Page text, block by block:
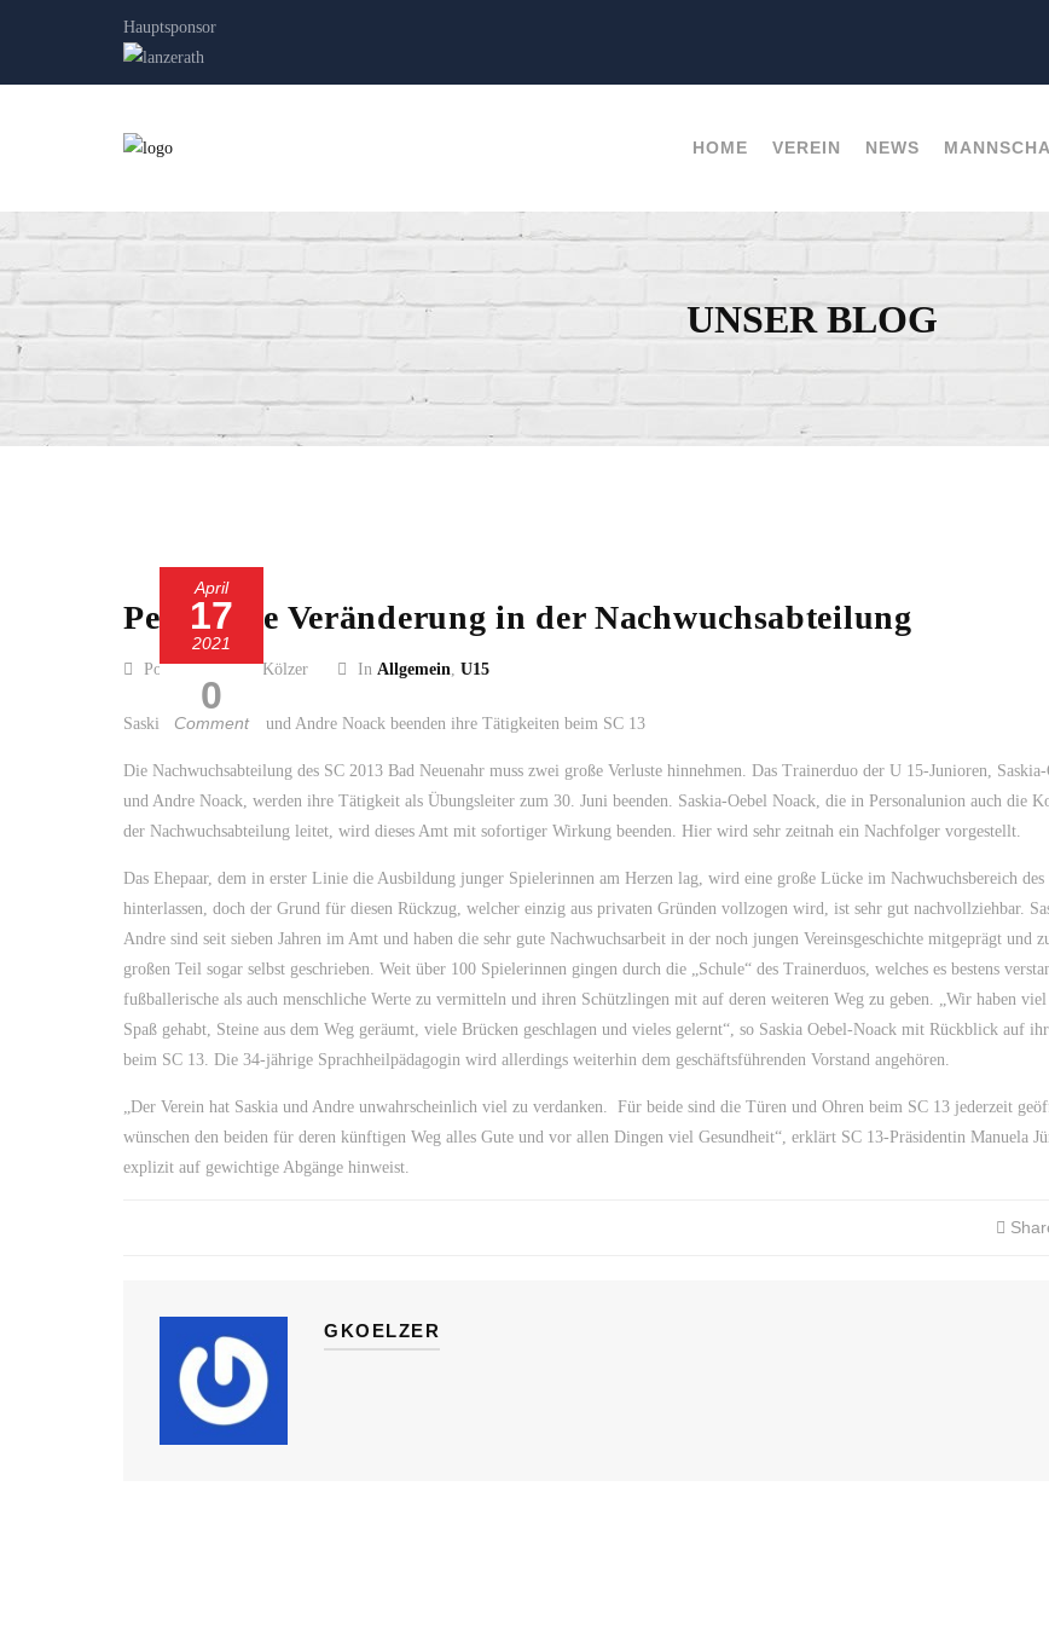
Hauptsponsor
HOME VEREIN NEWS
UNSER BLOG
April
17
2021
0
Comment
Personelle Veränderung in der Nachwuchsabteilung
Posted by Guido Kölzer In Allgemein, U15
Saskia Oebel-Noack und Andre Noack beenden ihre Tätigkeiten beim SC 13
Die Nachwuchsabteilung des SC 2013 Bad Neuenahr muss zwei große Verluste hinnehmen. Das Trainerduo der U 15-Junioren,
und Andre Noack, werden ihre Tätigkeit als Übungsleiter zum 30. Juni beenden. Saskia-Oebel Noack, die in Personalunion auch die
der Nachwuchsabteilung leitet, wird dieses Amt mit sofortiger Wirkung beenden. Hier wird sehr zeitnah ein Nachfolger vorgestellt.
Das Ehepaar, dem in erster Linie die Ausbildung junger Spielerinnen am Herzen lag, wird eine große Lücke im Nachwuchsbereich des
hinterlassen, doch der Grund für diesen Rückzug, welcher einzig aus privaten Gründen vollzogen wird, ist sehr gut nachvollziehbar.
Andre sind seit sieben Jahren im Amt und haben die sehr gute Nachwuchsarbeit in der noch jungen Vereinsgeschichte mitgeprägt und
großen Teil sogar selbst geschrieben. Weit über 100 Spielerinnen gingen durch die „Schule“ des Trainerduos, welches es bestens
fußballerische als auch menschliche Werte zu vermitteln und ihren Schützlingen mit auf deren weiteren Weg zu geben. „Wir haben
Spaß gehabt, Steine aus dem Weg geräumt, viele Brücken geschlagen und vieles gelernt“, so Saskia Oebel-Noack mit Rückblick auf
beim SC 13. Die 34-jährige Sprachheilpädagogin wird allerdings weiterhin dem geschäftsführenden Vorstand angehören.
„Der Verein hat Saskia und Andre unwahrscheinlich viel zu verdanken. Für beide sind die Türen und Ohren beim SC 13 jederzeit
wünschen den beiden für deren künftigen Weg alles Gute und vor allen Dingen viel Gesundheit“, erklärt SC 13-Präsidentin Manuela
explizit auf gewichtige Abgänge hinweist.
GKOELZER